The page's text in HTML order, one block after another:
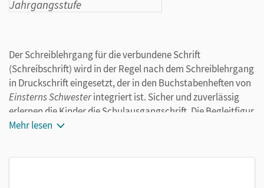
Der Schreiblehrgang für die verbundene Schrift
(Schreibschrift) wird in der Regel nach dem Schreiblehrgang
in Druckschrift eingesetzt, der in den Buchstabenheften von
Einsterns Schwesterintegriert ist. Sicher und zuverlässig
erlernen die Kinder die Schulausgangschrift. Die Begleitfigur
Lola gibt auf den Seiten Schreibtipps, regt zu Vergleichen an
Mehr lesen